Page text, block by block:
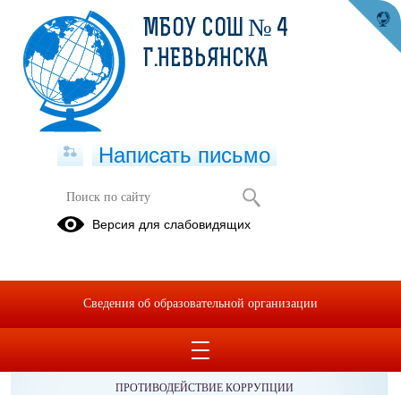
ОБРАЩЕНИЯ ГРАЖДАН
ПРОТИВОДЕЙСТВИЕ КОРРУПЦИИ
МБОУ СОШ № 4
Г.НЕВЬЯНСКА
Написать письмо
Версия для слабовидящих
Сведения об образовательной организации